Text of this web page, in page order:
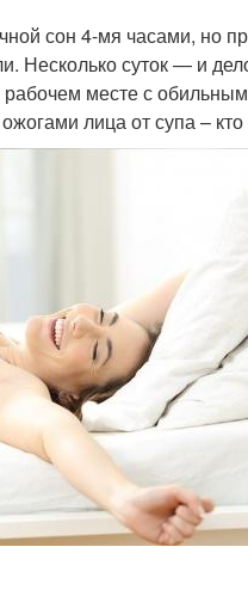
сон 4-мя часами, но
Несколько суток — и
месте с
лица от супа –